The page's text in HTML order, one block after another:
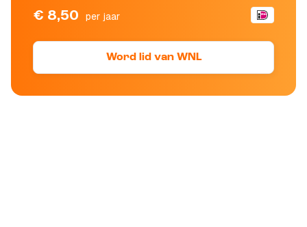
€ 8,50 per jaar
Word lid van WNL